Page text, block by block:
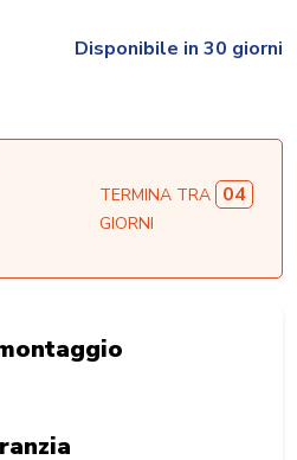
Disponibile in 30 giorni
TERMINA TRA 04
GIORNI